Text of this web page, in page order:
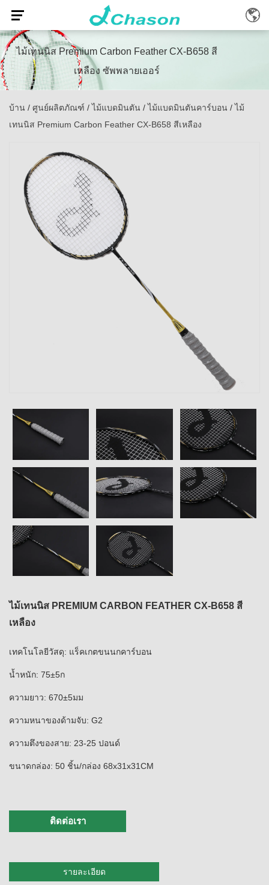
ไม้เทนนิส Premium Carbon Feather CX-B658 สี
เหลือง ซัพพลายเออร์
บ้าน / ศูนย์ผลิตภัณฑ์ /ไม้แบดมินตัน /ไม้แบดมินตันคาร์บอน /ไม้
เทนนิส Premium Carbon Feather CX-B658 สีเหลือง
ไม้เทนนิส PREMIUM CARBON FEATHER CX-B658 สี
เหลือง
เทคโนโลยีวัสดุ: แร็คเกตขนนกคาร์บอน
น้ำหนัก: 75±5ก
ความยาว: 670±5มม
ความหนาของด้ามจับ: G2
ความตึงของสาย: 23-25 ​​ปอนด์
ขนาดกล่อง: 50 ชิ้น/กล่อง 68x31x31CM
ติดต่อเรา
รายละเอียด